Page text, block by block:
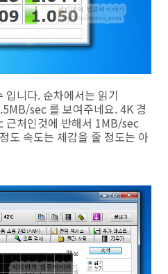
니다. 순차에서는 읽기
sec 를 보여주네요. 4K 경
근처인것에 반해서 1MB/sec
도 속도는 체감을 줄 정도는 아